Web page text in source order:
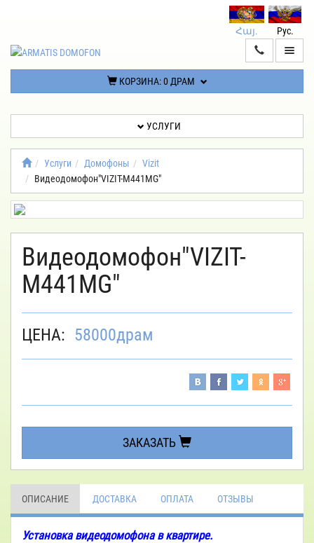
Հայ. Рус.
КОРЗИНА:0 ДРАМ
ГЛАВНАЯ
ЛИЧНЫЙ
КАБИНЕТ
КОНТАКТЫ
ПОЛИТИКА
КОНФИДЕНЦИАЛЬНОСТИ
УСЛУГИ
Услуги Домофоны
Vizit
Видеодомофон"VIZIT-M441MG"
Видеодомофон"VIZIT-
M441MG"
ЦЕНА: 58000драм
ЗАКАЗАТЬ
ОПИСАНИЕ ДОСТАВКА ОПЛАТА ОТЗЫВЫ
Установка видеодомофона в квартире.